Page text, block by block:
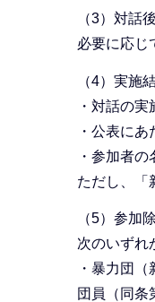
（3）対話
必要に応じ
（4）実施
・ 対話の実
・ 公表にあ
・参加者
ただし、「
（5）参加
次のいずれ
・ 暴力団（
団員（同条